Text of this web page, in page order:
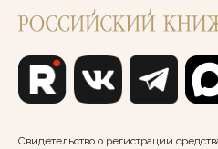
Свидетельство о регистрации